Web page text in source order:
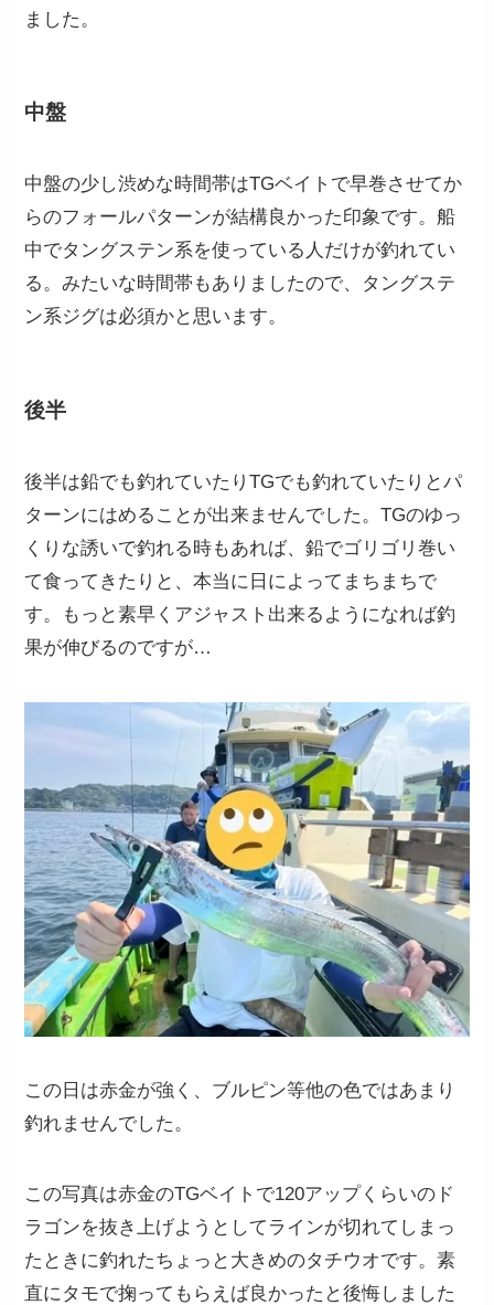
ました。
中盤
中盤の少し渋めな時間帯はTGベイトで早巻させてか
らのフォールパターンが結構良かった印象です。船
中でタングステン系を使っている人だけが釣れてい
る。みたいな時間帯もありましたので、タングステ
ン系ジグは必須かと思います。
後半
後半は鉛でも釣れていたりTGでも釣れていたりとパ
ターンにはめることが出来ませんでした。TGのゆっ
くりな誘いで釣れる時もあれば、鉛でゴリゴリ巻い
て食ってきたりと、本当に日によってまちまちで
す。もっと素早くアジャスト出来るようになれば釣
果が伸びるのですが…
この日は赤金が強く、ブルピン等他の色ではあまり
釣れませんでした。
この写真は赤金のTGベイトで120アップくらいのド
ラゴンを抜き上げようとしてラインが切れてしまっ
たときに釣れたちょっと大きめのタチウオです。素
直にタモで掬ってもらえば良かったと後悔しました